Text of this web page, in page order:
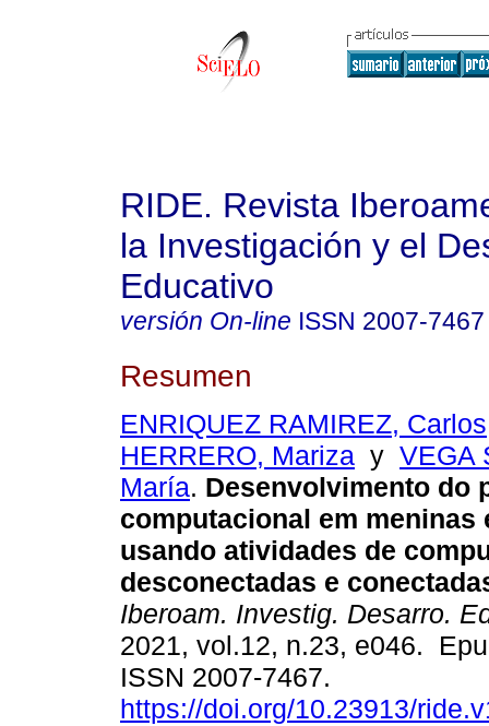
RIDE. Revista
la Investigación y el
Educativo
versión On-line ISSN 2007-7467
Resumen
ENRIQUEZ RAMIREZ, Carlos
HERRERO, Mariza y VEGA
María. Desenvolvimento do
computacional em meninas
usando atividades de
desconectadas e
Iberoam. Investig. Desarro.
2021, vol.12, n.23, e046.
ISSN 2007-7467.
https://doi.org/10.23913/